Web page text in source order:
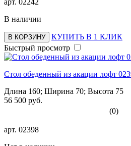
В наличии
В КОРЗИНУ
КУПИТЬ В 1 КЛИК
Быстрый просмотр
Стол обеденный из акации лофт
Длина 160; Ширина 70; Высота 75
56 500 руб.
(0)
арт. 02398